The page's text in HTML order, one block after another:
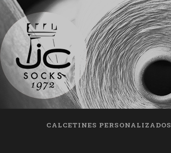
CALCETINES PERSONALIZADOS